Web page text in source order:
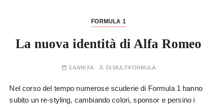
FORMULA 1
La nuova identità di Alfa Romeo
5 ANNI FA DI MULTIFORMULA
Nel corso del tempo numerose scuderie di Formula 1 hanno
subito un re-styling, cambiando colori, sponsor e persino i